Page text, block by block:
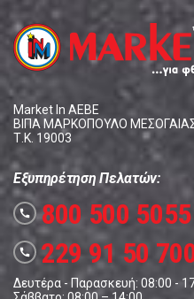
Market In ΑΕΒΕ
ΒΙΠΑ ΜΑΡΚΟΠΟΥΛΟ
Τ.Κ. 19003
Εξυπηρέτηση Πελατών:
call 800 500 5055
call 229 91 50
Δευτέρα - Παρασκευή: 08:00 -